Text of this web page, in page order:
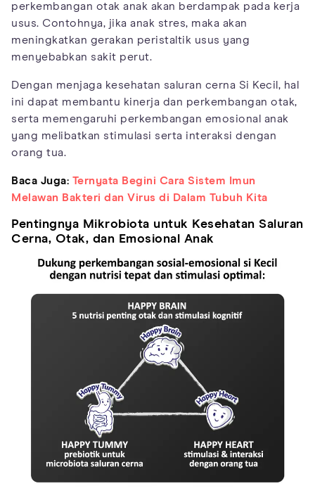
perkembangan otak anak akan berdampak pada kerja
usus. Contohnya, jika anak stres, maka akan
meningkatkan gerakan peristaltik usus yang
menyebabkan sakit perut.
Dengan menjaga kesehatan saluran cerna Si Kecil, hal
ini dapat membantu kinerja dan perkembangan otak,
serta memengaruhi perkembangan emosional anak
yang melibatkan stimulasi serta interaksi dengan
orang tua.
Baca Juga: Ternyata Begini Cara Sistem Imun
Melawan Bakteri dan Virus di Dalam Tubuh Kita
Pentingnya Mikrobiota untuk Kesehatan Saluran
Cerna, Otak, dan Emosional Anak